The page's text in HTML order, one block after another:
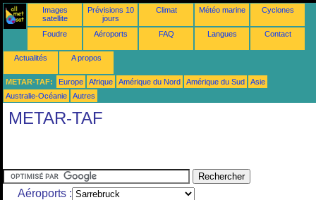
Images
satellite
Prévisions 10
jours
Climat Météo marine Cyclones
Foudre Aéroports FAQ Langues Contact
Actualités A propos
METAR-TAF: Europe Afrique Amérique du Nord Amérique du Sud
Asie
Australie-Océanie
Autres
METAR-TAF
Aéroports :